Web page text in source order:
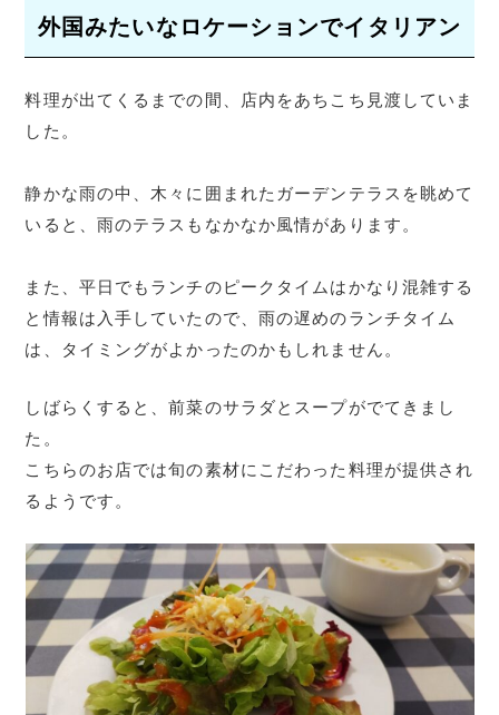
外国みたいなロケーションでイタリアン
料理が出てくるまでの間、店内をあちこち見渡していま
した。
静かな雨の中、木々に囲まれたガーデンテラスを眺めて
いると、雨のテラスもなかなか風情があります。
また、平日でもランチのピークタイムはかなり混雑する
と情報は入手していたので、雨の遅めのランチタイム
は、タイミングがよかったのかもしれません。
しばらくすると、前菜のサラダとスープがでてきまし
た。
こちらのお店では旬の素材にこだわった料理が提供され
るようです。